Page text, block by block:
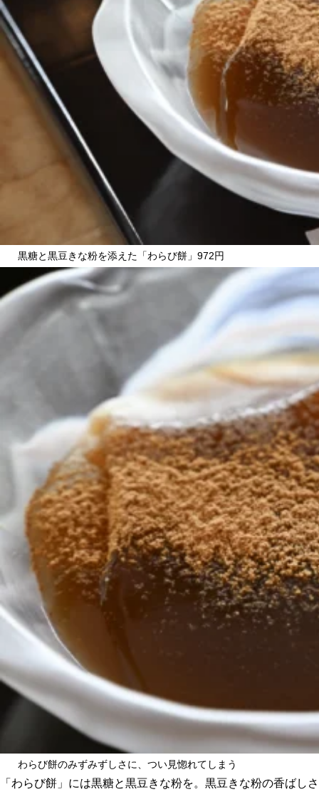
黒糖と黒豆きな粉を添えた「わらび餅」972円
わらび餅のみずみずしさに、つい見惚れてしまう
「わらび餅」には黒糖と黒豆きな粉を。黒豆きな粉の香ばしさ